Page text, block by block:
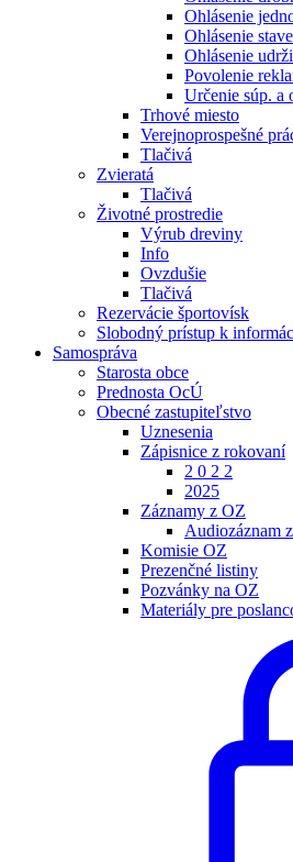
Ohlásenie
Ohlásenie
Ohlásenie
Povolenie
Určenie súp. a
Trhové miesto
Verejnoprospešné
Tlačivá
Zvieratá
Tlačivá
Životné prostredie
Výrub dreviny
Info
Ovzdušie
Tlačivá
Rezervácie športovísk
Slobodný prístup k
Samospráva
Starosta obce
Prednosta OcÚ
Obecné zastupiteľstvo
Uznesenia
Zápisnice z rokovaní
2 0 2 2
2025
Záznamy z OZ
Audiozáznam
Komisie OZ
Prezenčné listiny
Pozvánky na OZ
Materiály pre